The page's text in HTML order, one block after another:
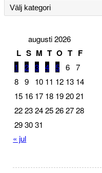
augusti 2026
L S M T O T F
1 2 3 4 5 6 7
8 9 10 11 12 13 14
15 16 17 18 19 20 21
22 23 24 25 26 27 28
29 30 31
« jul